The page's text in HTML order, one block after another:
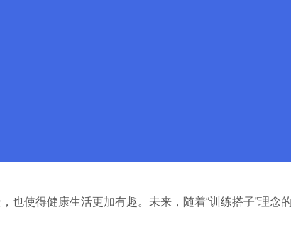
也使得健康生活更加有趣。未来，随着“训练搭子”理